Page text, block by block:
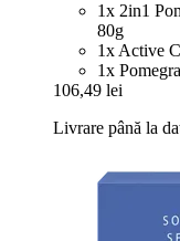
1x 2in1
80g
1x Active
1x
106,49 lei
Livrare până la